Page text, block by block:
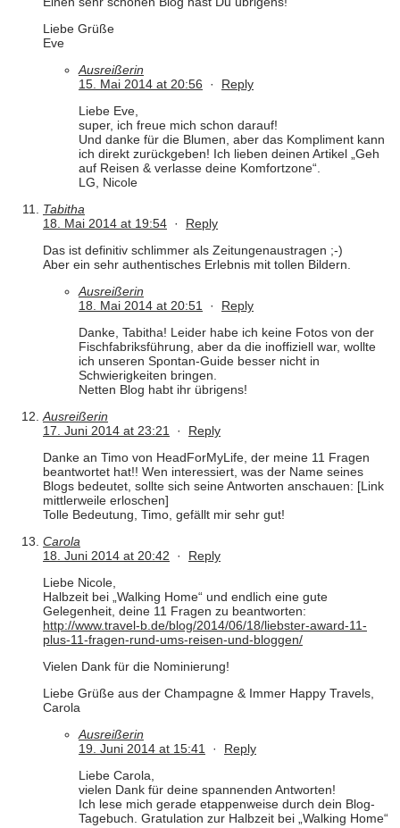
Liebe Grüße
Eve
Ausreißerin
15. Mai 2014 at 20:56 · Reply
Liebe Eve,
super, ich freue mich schon darauf!
Und danke für die Blumen, aber das Kompliment kann
ich direkt zurückgeben! Ich lieben deinen Artikel „Geh
auf Reisen & verlasse deine Komfortzone“.
LG, Nicole
Tabitha
18. Mai 2014 at 19:54 · Reply
Das ist definitiv schlimmer als Zeitungenaustragen ;-)
Aber ein sehr authentisches Erlebnis mit tollen Bildern.
Ausreißerin
18. Mai 2014 at 20:51 · Reply
Danke, Tabitha! Leider habe ich keine Fotos von der
Fischfabriksführung, aber da die inoffiziell war, wollte
ich unseren Spontan-Guide besser nicht in
Schwierigkeiten bringen.
Netten Blog habt ihr übrigens!
Ausreißerin
17. Juni 2014 at 23:21 · Reply
Danke an Timo von HeadForMyLife, der meine 11 Fragen
beantwortet hat!! Wen interessiert, was der Name seines
Blogs bedeutet, sollte sich seine Antworten anschauen: [Link
mittlerweile erloschen]
Tolle Bedeutung, Timo, gefällt mir sehr gut!
Carola
18. Juni 2014 at 20:42 · Reply
Liebe Nicole,
Halbzeit bei „Walking Home“ und endlich eine gute
Gelegenheit, deine 11 Fragen zu beantworten:
http://www.travel-b.de/blog/2014/06/18/liebster-award-11-
plus-11-fragen-rund-ums-reisen-und-bloggen/
Vielen Dank für die Nominierung!
Liebe Grüße aus der Champagne & Immer Happy Travels,
Carola
Ausreißerin
19. Juni 2014 at 15:41 · Reply
Liebe Carola,
vielen Dank für deine spannenden Antworten!
Ich lese mich gerade etappenweise durch dein Blog-
Tagebuch. Gratulation zur Halbzeit bei „Walking Home“